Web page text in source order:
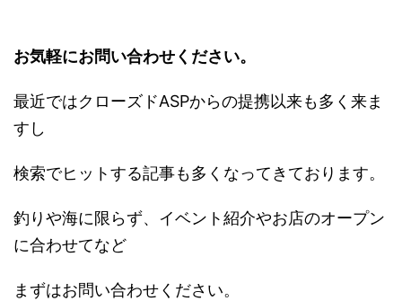
お気軽にお問い合わせください。
最近ではクローズドASPからの提携以来も多く来ま
すし
検索でヒットする記事も多くなってきております。
釣りや海に限らず、イベント紹介やお店のオープン
に合わせてなど
まずはお問い合わせください。